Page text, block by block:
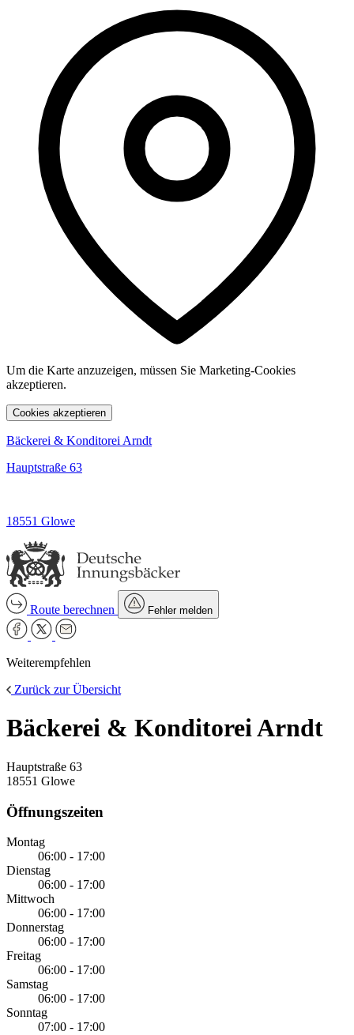
Um die Karte anzuzeigen, müssen Sie Marketing-Cookies
akzeptieren.
Cookies akzeptieren
Bäckerei & Konditorei Arndt
Hauptstraße 63
18551 Glowe
Route berechnen Fehler melden
Weiterempfehlen
Zurück zur Übersicht
Bäckerei & Konditorei Arndt
Hauptstraße 63
18551 Glowe
Öffnungszeiten
Montag
06:00 - 17:00
Dienstag
06:00 - 17:00
Mittwoch
06:00 - 17:00
Donnerstag
06:00 - 17:00
Freitag
06:00 - 17:00
Samstag
06:00 - 17:00
Sonntag
07:00 - 17:00